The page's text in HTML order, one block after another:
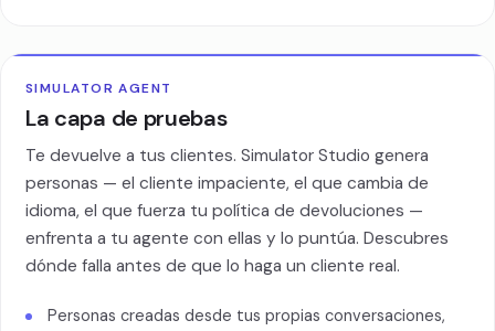
SIMULATOR AGENT
La capa de pruebas
Te devuelve a tus clientes. Simulator Studio genera
personas — el cliente impaciente, el que cambia de
idioma, el que fuerza tu política de devoluciones —
enfrenta a tu agente con ellas y lo puntúa. Descubres
dónde falla antes de que lo haga un cliente real.
Personas creadas desde tus propias conversaciones,